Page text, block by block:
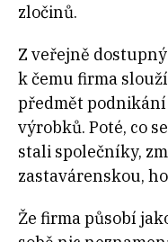
zločinů.
Z veřejně
k čemu firma
předmět
výrobků. Poté, co
stali společníky,
zastavárenskou,
Že firma působí